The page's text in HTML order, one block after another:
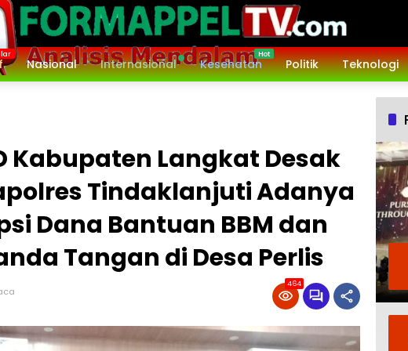
Nasional Internasional Kesehatan Politik Teknologi
Kabupaten Langkat Desak
Tindaklanjuti Adanya
Dana Bantuan BBM dan
Tangan di Desa Perlis
464